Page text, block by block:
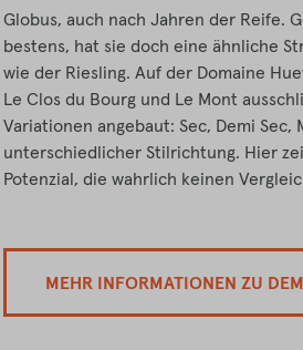
Globus, auch nach Jahren der Reife.
bestens, hat sie doch eine ähnliche
wie der Riesling. Auf der Domaine
Le Clos du Bourg und Le Mont
Variationen angebaut: Sec, Demi Sec,
unterschiedlicher Stilrichtung. Hier
Potenzial, die wahrlich keinen
MEHR INFORMATIONEN ZU